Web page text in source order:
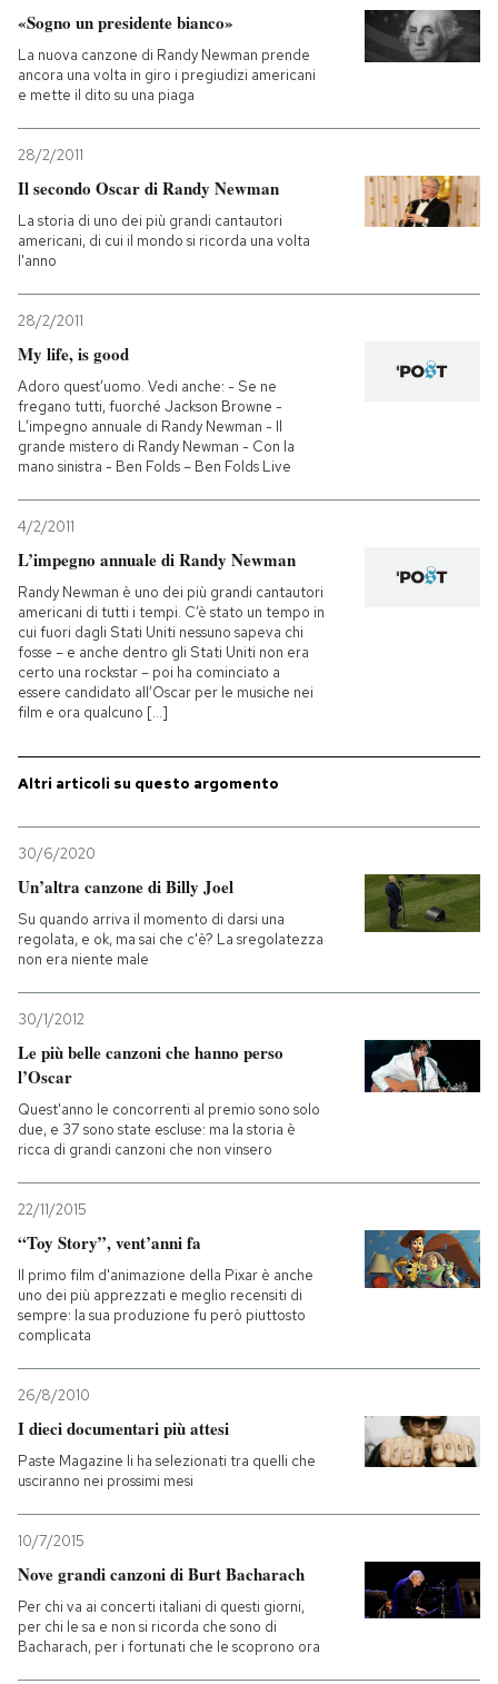
CALENDARIO
AREA PERSONALE
Entra
«Sogno un presidente bianco»
La nuova canzone di Randy Newman prende
ancora una volta in giro i pregiudizi americani
e mette il dito su una piaga
28/2/2011
Il secondo Oscar di Randy Newman
La storia di uno dei più grandi cantautori
americani, di cui il mondo si ricorda una volta
l'anno
28/2/2011
My life, is good
Adoro quest’uomo. Vedi anche: - Se ne
fregano tutti, fuorché Jackson Browne -
L’impegno annuale di Randy Newman - Il
grande mistero di Randy Newman - Con la
mano sinistra - Ben Folds – Ben Folds Live
4/2/2011
L’impegno annuale di Randy Newman
Randy Newman è uno dei più grandi cantautori
americani di tutti i tempi. C’è stato un tempo in
cui fuori dagli Stati Uniti nessuno sapeva chi
fosse – e anche dentro gli Stati Uniti non era
certo una rockstar – poi ha cominciato a
essere candidato all’Oscar per le musiche nei
film e ora qualcuno [...]
Altri articoli su questo argomento
30/6/2020
Un’altra canzone di Billy Joel
Su quando arriva il momento di darsi una
regolata, e ok, ma sai che c'è? La sregolatezza
non era niente male
30/1/2012
Le più belle canzoni che hanno perso
l’Oscar
Quest'anno le concorrenti al premio sono solo
due, e 37 sono state escluse: ma la storia è
ricca di grandi canzoni che non vinsero
22/11/2015
“Toy Story”, vent’anni fa
Il primo film d'animazione della Pixar è anche
uno dei più apprezzati e meglio recensiti di
sempre: la sua produzione fu però piuttosto
complicata
26/8/2010
I dieci documentari più attesi
Paste Magazine li ha selezionati tra quelli che
usciranno nei prossimi mesi
10/7/2015
Nove grandi canzoni di Burt Bacharach
Per chi va ai concerti italiani di questi giorni,
per chi le sa e non si ricorda che sono di
Bacharach, per i fortunati che le scoprono ora